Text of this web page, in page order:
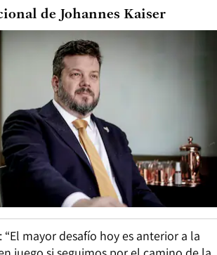
de Johannes Kaiser
mayor desafío hoy es anterior a la